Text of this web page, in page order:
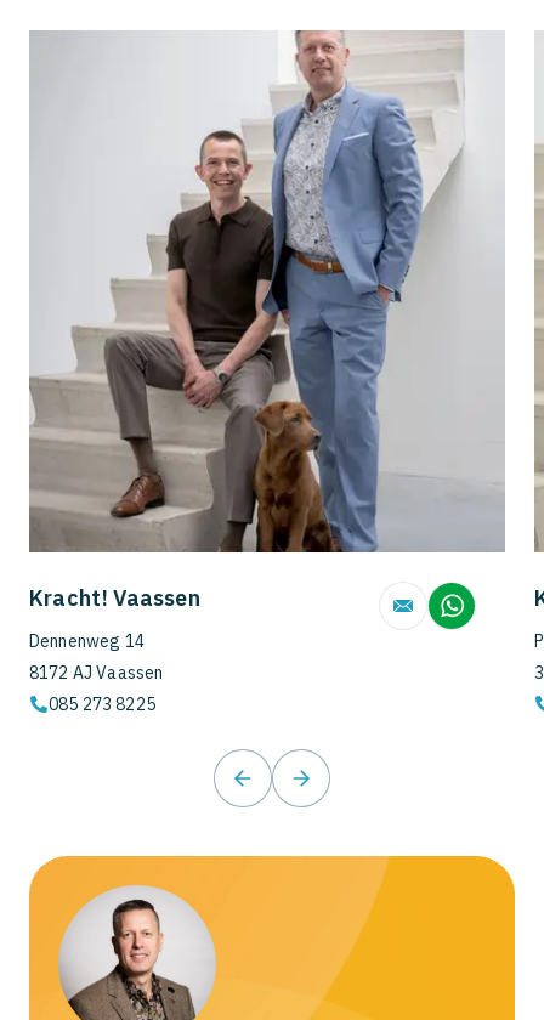
Kracht! Vaassen
Dennenweg 14
8172 AJ Vaassen
085 273 8225
prev next